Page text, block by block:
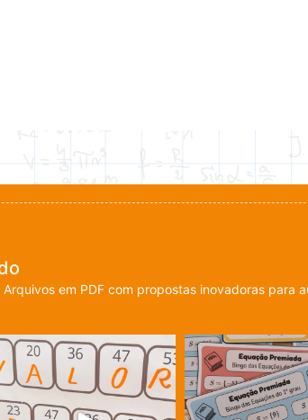
em PDF com propostas inovadoras para